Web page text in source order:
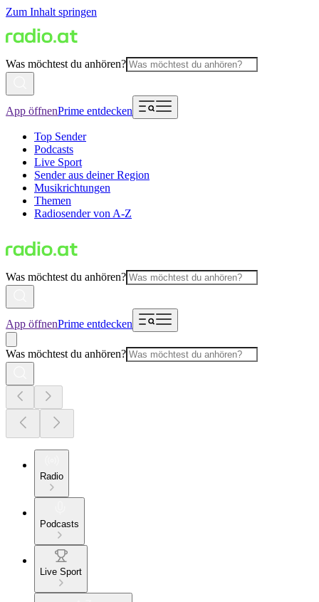
Zum Inhalt springen
Was möchtest du anhören?
App öffnenPrime entdecken
Top Sender
Podcasts
Live Sport
Sender aus deiner Region
Musikrichtungen
Themen
Radiosender von A-Z
Was möchtest du anhören?
App öffnenPrime entdecken
Was möchtest du anhören?
Radio
Podcasts
Live Sport